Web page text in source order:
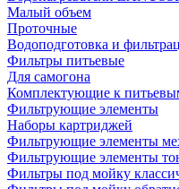
Малый объем
Проточные
Водоподготовка и
Фильтры питьевые
Для самогона
Комплектующие к
Фильтрующие элементы
Наборы картриджей
Фильтрующие элементы
Фильтрующие элементы
Фильтры под мойку